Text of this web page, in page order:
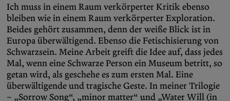
Ich muss in einem Raum verkörperter Kritik ebenso
bleiben wie in einem Raum verkörperter Exploration.
Beides gehört zusammen, denn der weiße Blick ist in
Europa überwältigend. Ebenso die Fetischisierung von
Schwarzsein. Meine Arbeit greift die Idee auf, dass jedes
Mal, wenn eine Schwarze Person ein Museum betritt, so
getan wird, als geschehe es zum ersten Mal. Eine
überwältigende und tragische Geste. In meiner Trilogie
– „Sorrow Song“, „minor matter“ und „Water Will (in